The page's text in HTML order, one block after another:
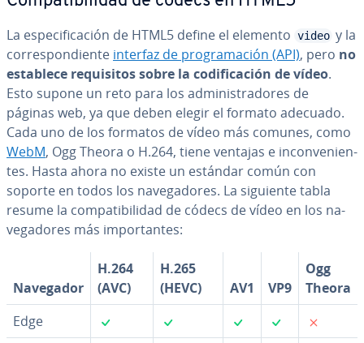
La es­pe­ci­fi­ca­ción de HTML5 define el elemento video y la
co­rre­s­po­n­die­n­te interfaz de pro­gra­ma­ción (API), pero no
establece re­qui­si­tos sobre la co­di­fi­ca­ción de vídeo.
Esto supone un reto para los ad­mi­ni­s­tra­do­res de
páginas web, ya que deben elegir el formato adecuado.
Cada uno de los formatos de vídeo más comunes, como
WebM, Ogg Theora o H.264, tiene ventajas e in­co­n­ve­nie­n­
tes. Hasta ahora no existe un estándar común con
soporte en todos los na­ve­ga­do­res. La siguiente tabla
resume la co­m­pa­ti­bi­li­dad de códecs de vídeo en los na­
ve­ga­do­res más im­po­r­ta­n­tes:
Navegador
H.264
(AVC)
H.265
(HEVC)
AV1 VP9
Ogg
Theora
Edge
✓